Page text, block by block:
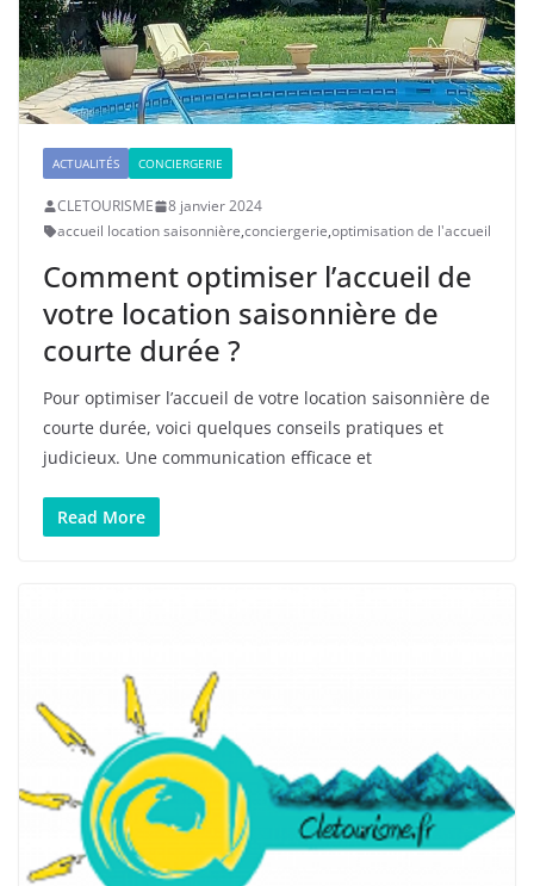
ACTUALITÉS CONCIERGERIE
CLETOURISME
8 janvier 2024
accueil location saisonnière,conciergerie,optimisation de l'accueil
Comment optimiser l’accueil de
votre location saisonnière de
courte durée ?
Pour optimiser l’accueil de votre location saisonnière de
courte durée, voici quelques conseils pratiques et
judicieux. Une communication efficace et
Read More